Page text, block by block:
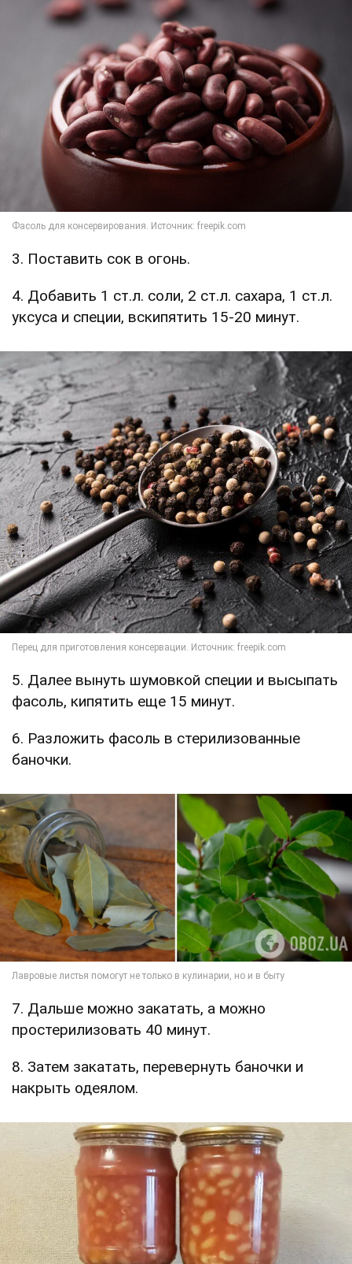
3. Поставить сок в огонь.
4. Добавить 1 ст.л. соли, 2 ст.л. сахара, 1 ст.л.
уксуса и специи, вскипятить 15-20 минут.
5. Далее вынуть шумовкой специи и высыпать
фасоль, кипятить еще 15 минут.
6. Разложить фасоль в стерилизованные
баночки.
7. Дальше можно закатать, а можно
простерилизовать 40 минут.
8. Затем закатать, перевернуть баночки и
накрыть одеялом.